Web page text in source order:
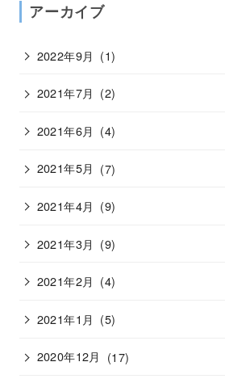
アーカイブ
2022年9月 (1)
2021年7月 (2)
2021年6月 (4)
2021年5月 (7)
2021年4月 (9)
2021年3月 (9)
2021年2月 (4)
2021年1月 (5)
2020年12月 (17)